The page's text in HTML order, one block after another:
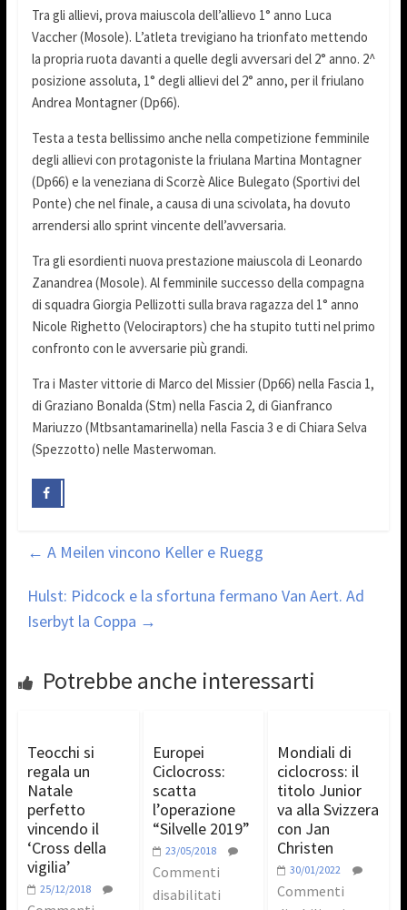
Tra gli allievi, prova maiuscola dell’allievo 1° anno Luca
Vaccher (Mosole). L’atleta trevigiano ha trionfato mettendo
la propria ruota davanti a quelle degli avversari del 2° anno. 2^
posizione assoluta, 1° degli allievi del 2° anno, per il friulano
Andrea Montagner (Dp66).
Testa a testa bellissimo anche nella competizione femminile
degli allievi con protagoniste la friulana Martina Montagner
(Dp66) e la veneziana di Scorzè Alice Bulegato (Sportivi del
Ponte) che nel finale, a causa di una scivolata, ha dovuto
arrendersi allo sprint vincente dell’avversaria.
Tra gli esordienti nuova prestazione maiuscola di Leonardo
Zanandrea (Mosole). Al femminile successo della compagna
di squadra Giorgia Pellizotti sulla brava ragazza del 1° anno
Nicole Righetto (Velociraptors) che ha stupito tutti nel primo
confronto con le avversarie più grandi.
Tra i Master vittorie di Marco del Missier (Dp66) nella Fascia 1,
di Graziano Bonalda (Stm) nella Fascia 2, di Gianfranco
Mariuzzo (Mtbsantamarinella) nella Fascia 3 e di Chiara Selva
(Spezzotto) nelle Masterwoman.
← A Meilen vincono Keller e Ruegg
Hulst: Pidcock e la sfortuna fermano Van Aert. Ad
Iserbyt la Coppa →
Potrebbe anche interessarti
Teocchi si
regala un
Natale
perfetto
vincendo il
‘Cross della
vigilia’
25/12/2018
Europei
Ciclocross:
scatta
l’operazione
“Silvelle 2019”
23/05/2018
Commenti
disabilitati
Mondiali di
ciclocross: il
titolo Junior
va alla Svizzera
con Jan
Christen
30/01/2022
Commenti